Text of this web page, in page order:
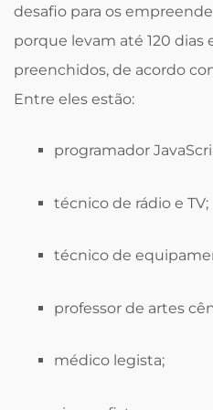
desafio para os
porque levam até 120 dias
preenchidos, de acordo
Entre eles estão:
programador
técnico de rádio e TV;
técnico de
professor de artes
médico legista;